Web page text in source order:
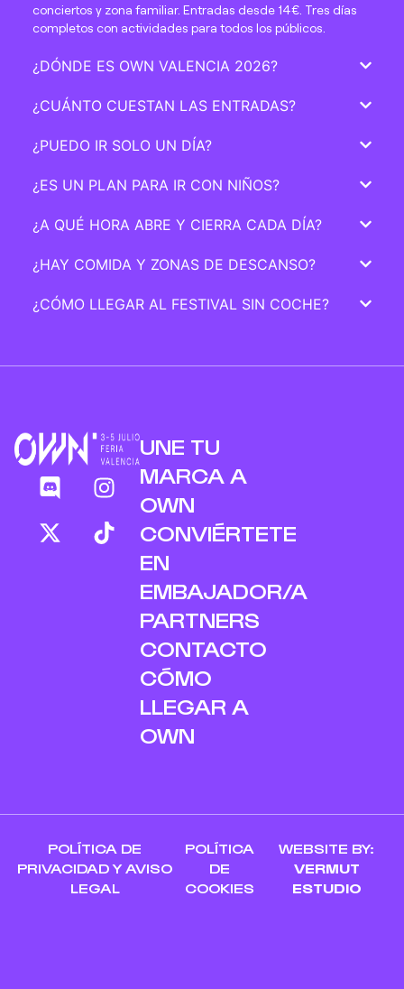
conciertos y zona familiar. Entradas desde 14€. Tres días
completos con actividades para todos los públicos.
¿DÓNDE ES OWN VALENCIA 2026?
¿CUÁNTO CUESTAN LAS ENTRADAS?
¿PUEDO IR SOLO UN DÍA?
¿ES UN PLAN PARA IR CON NIÑOS?
¿A QUÉ HORA ABRE Y CIERRA CADA DÍA?
¿HAY COMIDA Y ZONAS DE DESCANSO?
¿CÓMO LLEGAR AL FESTIVAL SIN COCHE?
UNE TU
MARCA A
OWN
CONVIÉRTETE
EN
EMBAJADOR/A
PARTNERS
CONTACTO
CÓMO
LLEGAR A
OWN
POLÍTICA DE
PRIVACIDAD Y AVISO
LEGAL
POLÍTICA
DE
COOKIES
WEBSITE BY:
VERMUT
ESTUDIO